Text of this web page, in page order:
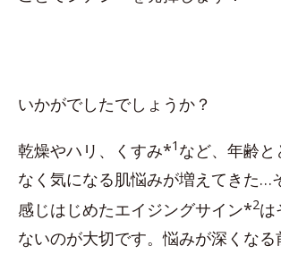
いかがでしたでしょうか？
乾燥やハリ、くすみ*1 など、年齢と
なく気になる肌悩みが増えてきた…
感じはじめたエイジングサイン*2は
ないのが大切です。悩みが深くな